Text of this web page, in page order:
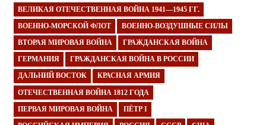
ВЕЛИКАЯ ОТЕЧЕСТВЕННАЯ ВОЙНА 1941—1945 ГГ.
ВОЕННО-МОРСКОЙ ФЛОТ ВОЕННО-ВОЗДУШНЫЕ СИЛЫ
ВТОРАЯ МИРОВАЯ ВОЙНА ГРАЖДАНСКАЯ ВОЙНА
ГЕРМАНИЯ ГРАЖДАНСКАЯ ВОЙНА В РОССИИ
ДАЛЬНИЙ ВОСТОК КРАСНАЯ АРМИЯ
ОТЕЧЕСТВЕННАЯ ВОЙНА 1812 ГОДА
ПЕРВАЯ МИРОВАЯ ВОЙНА ПЁТР I